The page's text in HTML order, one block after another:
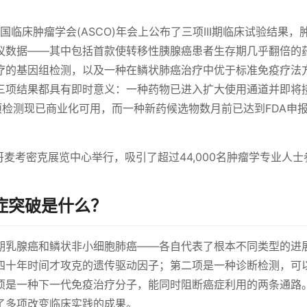
临床肿瘤学会(ASCO)年会上公布了三项III期临床试验结果，
数据——其中包括首款使转移性胰腺癌患者生存期几乎翻倍的
基因组检测，以及一种在鳞状肺癌治疗中优于标准免疫疗法
结果都具有即时意义：一种药物已进入扩大使用通道并即将
测现已商业化可用，而一种新药候选物数月前已达到FDA申
考密克展览中心举行，吸引了超过44,000名肿瘤学专业人士
破是什么？
腺癌和鳞状非小细胞肺癌——各自代表了根本不同类型的进
年时间才攻克的遗传驱动因子；第二项是一种诊断检测，可
一种下一代免疫治疗分子，能同时阻断癌症利用的两条通路
项改变临床实践的成果。